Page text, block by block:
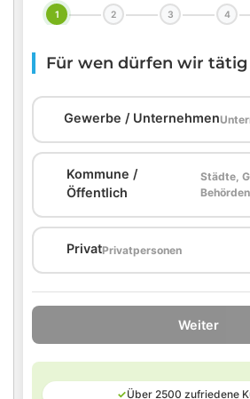
1 2 3 4
Für wen dürfen wir tätig
Gewerbe / Unternehmen
Kommune /
Öffentlich
Städte,
Behörden
PrivatPrivatpersonen
Weiter
✓Über 2500 zufriedene